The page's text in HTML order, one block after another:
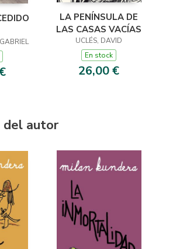
LA PENÍNSULA DE
LAS CASAS VACÍAS
UCLÉS, DAVID
En stock
26,00 €
del autor